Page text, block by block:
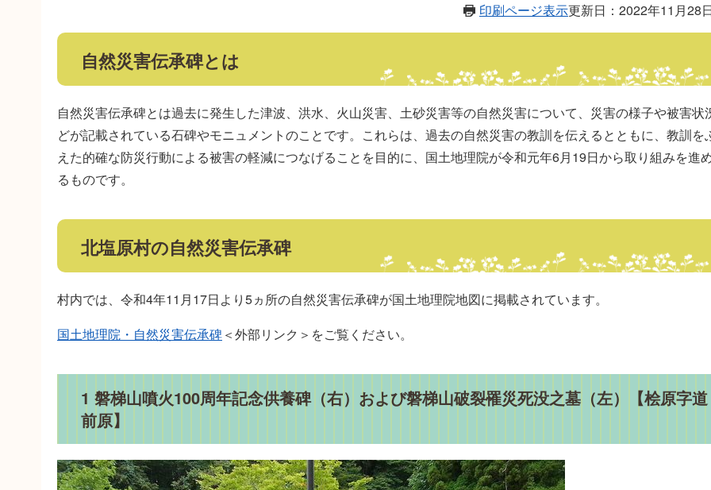
更新日：2022年11月28
印刷ページ表示
自然災害伝承碑とは
自然災害伝承碑とは過去に発生した津波、洪水、火山災害、土砂災害等の自然災害について、災害の様子や被害状
どが記載されている石碑やモニュメントのことです。これらは、過去の自然災害の教訓を伝えるとともに、教訓を
えた的確な防災行動による被害の軽減につなげることを目的に、国土地理院が令和元年6月19日から取り組みを進
るものです。
北塩原村の自然災害伝承碑
村内では、令和4年11月17日より5ヵ所の自然災害伝承碑が国土地理院地図に掲載されています。
国土地理院・自然災害伝承碑＜外部リンク＞ をご覧ください。
1 磐梯山噴火100周年記念供養碑（右）および磐梯山破裂罹災死没之墓（左）【桧原字道
前原】